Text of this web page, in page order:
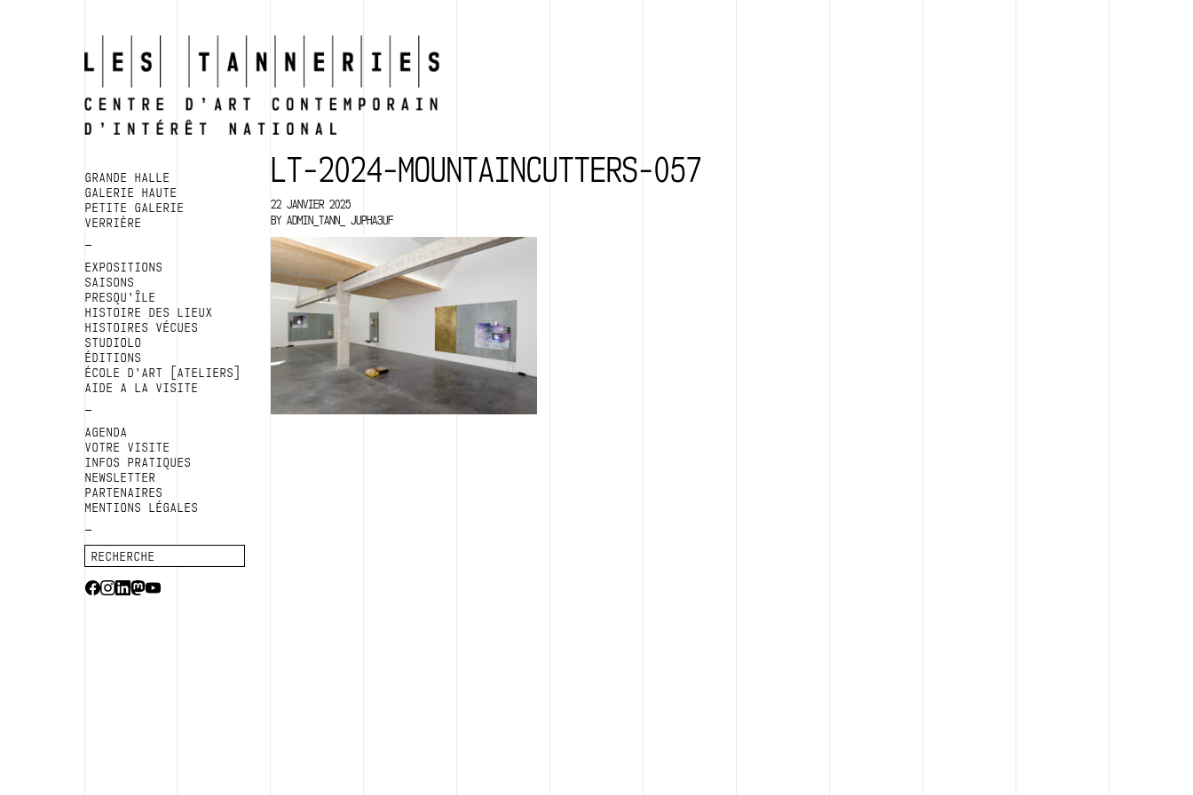
GRANDE HALLE
GALERIE HAUTE
PETITE GALERIE
VERRIÈRE
EXPOSITIONS
SAISONS
PRESQU’ÎLE
HISTOIRE DES LIEUX
HISTOIRES VÉCUES
STUDIOLO
ÉDITIONS
ÉCOLE D’ART [ATELIERS]
AIDE A LA VISITE
AGENDA
VOTRE VISITE
INFOS PRATIQUES
NEWSLETTER
PARTENAIRES
MENTIONS LÉGALES
LT-2024-MOUNTAINCUTTERS-057
22 JANVIER 2025
BY ADMIN_TANN_ JUPHA3UF